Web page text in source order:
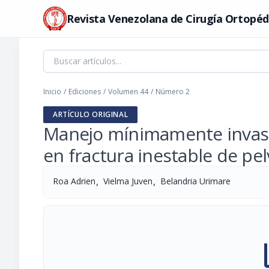
Revista Venezolana de Cirugía
Inicio / Ediciones / Volumen 44 / Número 2
ARTÍCULO ORIGINAL
Manejo mínimamente
en fractura inestable de
Roa Adrien, Vielma Juven, Belandria Urimare